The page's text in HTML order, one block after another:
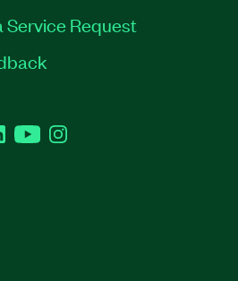
Service Request
LinkedInYouTubeInstagram